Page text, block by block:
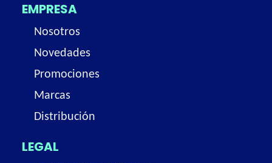
EMPRESA
Nosotros
Novedades
Promociones
Marcas
Distribución
LEGAL